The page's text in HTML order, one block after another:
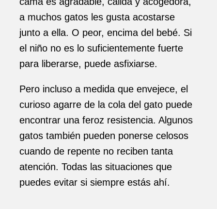
a muchos gatos les gusta acostarse
junto a ella. O peor, encima del bebé. Si
el niño no es lo suficientemente fuerte
para liberarse, puede asfixiarse.
Pero incluso a medida que envejece, el
curioso agarre de la cola del gato puede
encontrar una feroz resistencia. Algunos
gatos también pueden ponerse celosos
cuando de repente no reciben tanta
atención. Todas las situaciones que
puedes evitar si siempre estás ahí.